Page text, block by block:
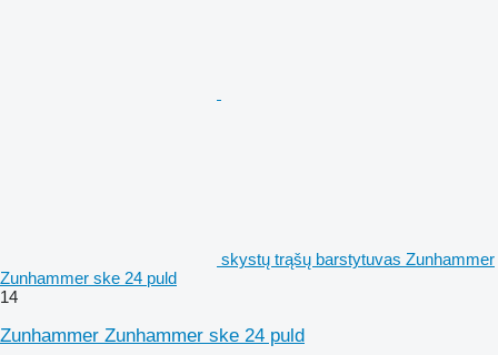
skystų trąšų barstytuvas Zunhammer
Zunhammer ske 24 puld
14
Zunhammer Zunhammer ske 24 puld